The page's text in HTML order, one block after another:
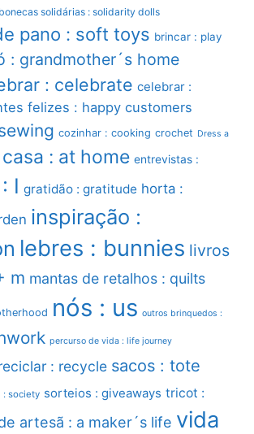
bonecas solidárias : solidarity dolls
pano : soft toys brincar : play
: grandmother´s home
: celebrate celebrar :
felizes : happy customers
cozinhar : cooking crochet Dress a
: at home entrevistas :
I gratidão : gratitude horta :
inspiração :
lebres : bunnies livros
m mantas de retalhos : quilts
nós : us outros brinquedos :
percurso de vida : life journey
: recycle sacos : tote
: society sorteios : giveaways tricot :
artesã : a maker´s life vida